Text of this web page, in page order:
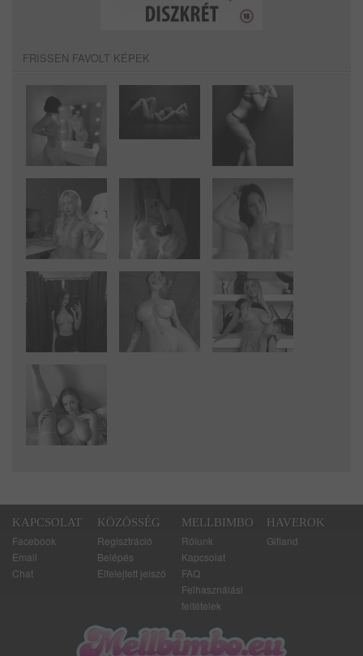
FRISSEN FAVOLT KÉPEK
KAPCSOLAT
Facebook
Email
Chat
KÖZÖSSÉG
Regisztráció
Belépés
Elfelejtett jelszó
MELLBIMBO
Rólunk
Kapcsolat
FAQ
Felhasználási
feltételek
HAVEROK
Gifland